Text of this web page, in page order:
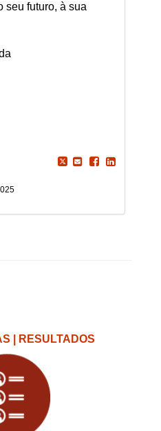
seu futuro, à sua
| RESULTADOS